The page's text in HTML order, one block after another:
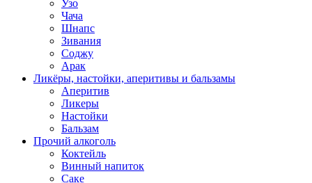
Узо
Чача
Шнапс
Зивания
Соджу
Арак
Ликёры, настойки, аперитивы и бальзамы
Аперитив
Ликеры
Настойки
Бальзам
Прочий алкоголь
Коктейль
Винный напиток
Саке